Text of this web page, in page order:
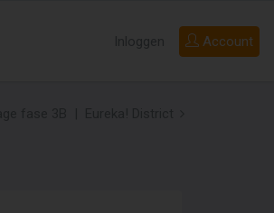
Account
Inloggen